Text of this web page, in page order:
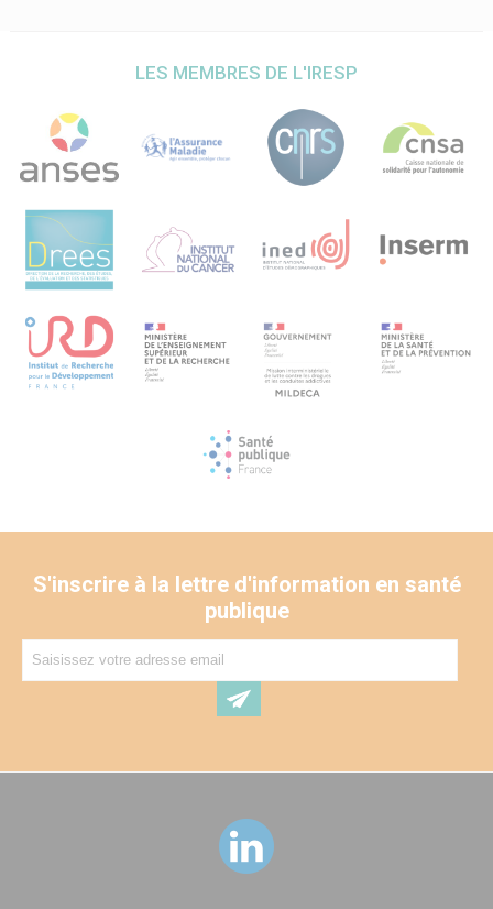
LES MEMBRES DE L'IRESP
S'inscrire à la lettre d'information en santé
publique